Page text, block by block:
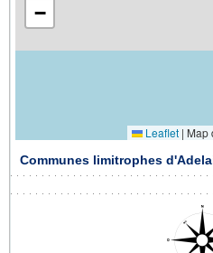
−
Leaflet | Map
Communes limitrophes